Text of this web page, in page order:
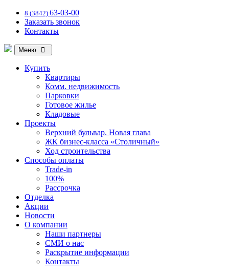
8 (3842) 63-03-00
Заказать звонок
Контакты
Меню
Купить
Квартиры
Комм. недвижимость
Парковки
Готовое жилье
Кладовые
Проекты
Верхний бульвар. Новая глава
ЖК бизнес-класса «Столичный»
Ход строительства
Способы оплаты
Trade-in
100%
Рассрочка
Отделка
Акции
Новости
О компании
Наши партнеры
СМИ о нас
Раскрытие информации
Контакты